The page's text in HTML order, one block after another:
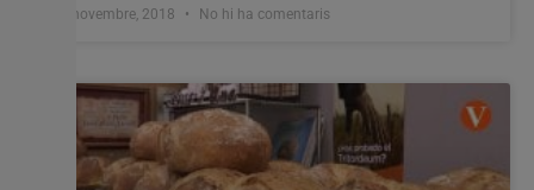
6 novembre, 2018 No hi ha comentaris